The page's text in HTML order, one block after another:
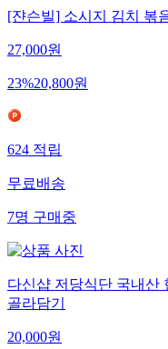
[쟌슨빌] 소시지 김치 볶
27,000원
23%20,800원
624적립
무료배송
7명구매중
다신샵 저당식단 국내산
골라담기
20,000원